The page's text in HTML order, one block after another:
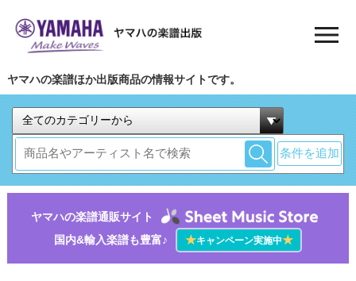
ヤマハの楽譜ほか出版商品の情報サイトです。
条件を追加
ヤマハの楽譜通販サイト
国内&輸入楽譜も豊富♪
★キャンペーン実施中★